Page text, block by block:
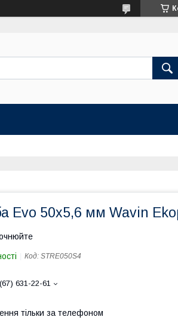
Evo 50х5,6 мм Wavin
Код: STRE050S4
631-22-61
тільки за телефоном